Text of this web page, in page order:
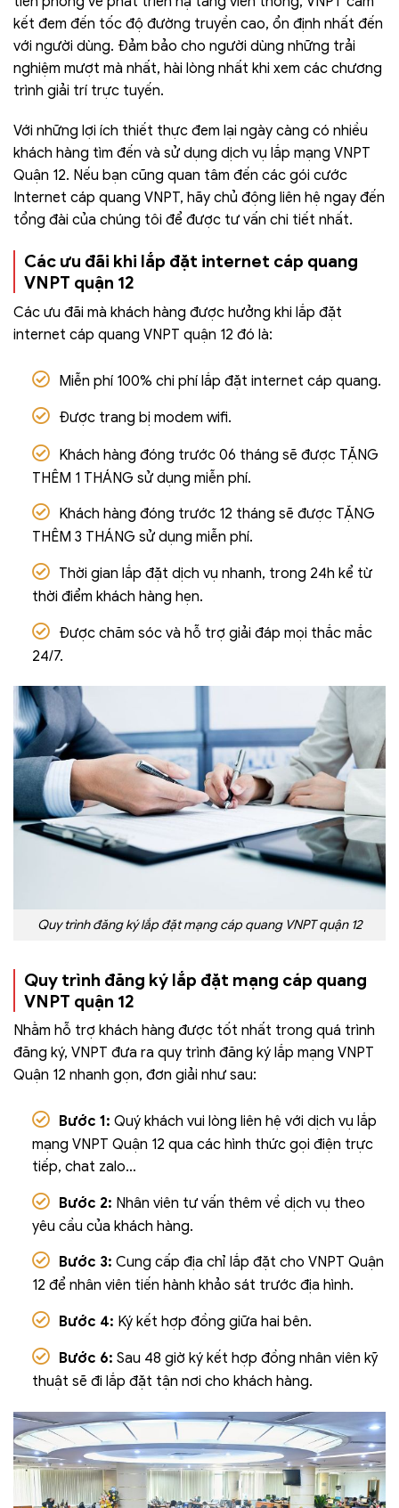
kết đem đến tốc độ đường truyền cao, ổn định nhất đến
với người dùng. Đảm bảo cho người dùng những trải
nghiệm mượt mà nhất, hài lòng nhất khi xem các chương
trình giải trí trực tuyến.
Với những lợi ích thiết thực đem lại ngày càng có nhiều
khách hàng tìm đến và sử dụng dịch vụ lắp mạng VNPT
Quận 12. Nếu bạn cũng quan tâm đến các gói cước
Internet cáp quang VNPT, hãy chủ động liên hệ ngay đến
tổng đài của chúng tôi để được tư vấn chi tiết nhất.
Các ưu đãi khi lắp đặt internet cáp quang
VNPT quận 12
Các ưu đãi mà khách hàng được hưởng khi lắp đặt
internet cáp quang VNPT quận 12 đó là:
Miễn phí 100% chi phí lắp đặt internet cáp quang.
Được trang bị modem wifi.
Khách hàng đóng trước 06 tháng sẽ được TẶNG
THÊM 1 THÁNG sử dụng miễn phí.
Khách hàng đóng trước 12 tháng sẽ được TẶNG
THÊM 3 THÁNG sử dụng miễn phí.
Thời gian lắp đặt dịch vụ nhanh, trong 24h kể từ
thời điểm khách hàng hẹn.
Được chăm sóc và hỗ trợ giải đáp mọi thắc mắc
24/7.
Quy trình đăng ký lắp đặt mạng cáp quang VNPT quận 12
Quy trình đăng ký lắp đặt mạng cáp quang
VNPT quận 12
Nhằm hỗ trợ khách hàng được tốt nhất trong quá trình
đăng ký, VNPT đưa ra quy trình đăng ký lắp mạng VNPT
Quận 12 nhanh gọn, đơn giải như sau:
Bước 1: Quý khách vui lòng liên hệ với dịch vụ lắp
mạng VNPT Quận 12 qua các hình thức gọi điện trực
tiếp, chat zalo…
Bước 2: Nhân viên tư vấn thêm về dịch vụ theo
yêu cầu của khách hàng.
Bước 3: Cung cấp địa chỉ lắp đặt cho VNPT Quận
12 để nhân viên tiến hành khảo sát trước địa hình.
Bước 4: Ký kết hợp đồng giữa hai bên.
Bước 6: Sau 48 giờ ký kết hợp đồng nhân viên kỹ
thuật sẽ đi lắp đặt tận nơi cho khách hàng.